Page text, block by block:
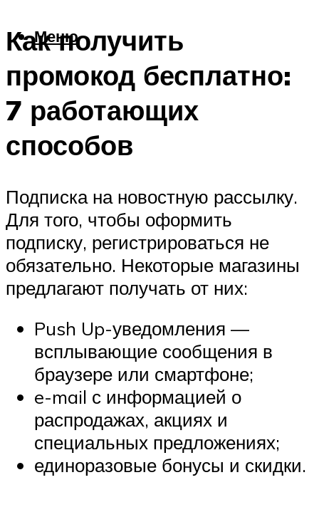
Меню
Как получить
промокод бесплатно:
7 работающих
способов
Подписка на новостную рассылку.
Для того, чтобы оформить
подписку, регистрироваться не
обязательно. Некоторые магазины
предлагают получать от них:
Push Up-уведомления —
всплывающие сообщения в
браузере или смартфоне;
e-mail с информацией о
распродажах, акциях и
специальных предложениях;
единоразовые бонусы и скидки.